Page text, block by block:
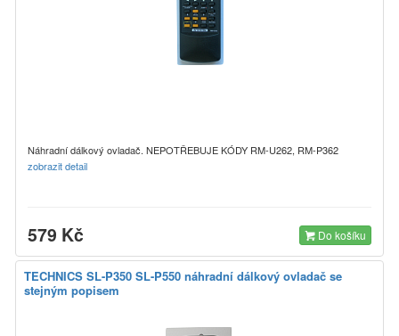
Náhradní dálkový ovladač. NEPOTŘEBUJE KÓDY RM-U262, RM-P362
zobrazit detail
579 Kč Do košíku
TECHNICS SL-P350 SL-P550 náhradní dálkový ovladač se
stejným popisem